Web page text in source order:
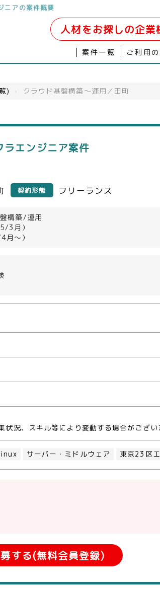
ニアの案件概要
人材をお探しの企業
案件一覧 ご利用
) › クラウド基盤構築～運用／田町
ラエンジニア案件
契約形態 フリーランス
構築/運用
3月）
～）
状況、スキル等により変動する場合がござ
サーバー・ミドルウェア 東京23区
する(無料会員登録)